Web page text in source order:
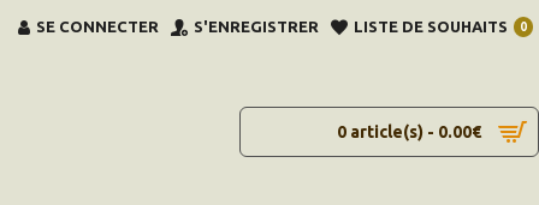
SE CONNECTER S'ENREGISTRER LISTE DE SOUHAITS 0
0 article(s) - 0.00€